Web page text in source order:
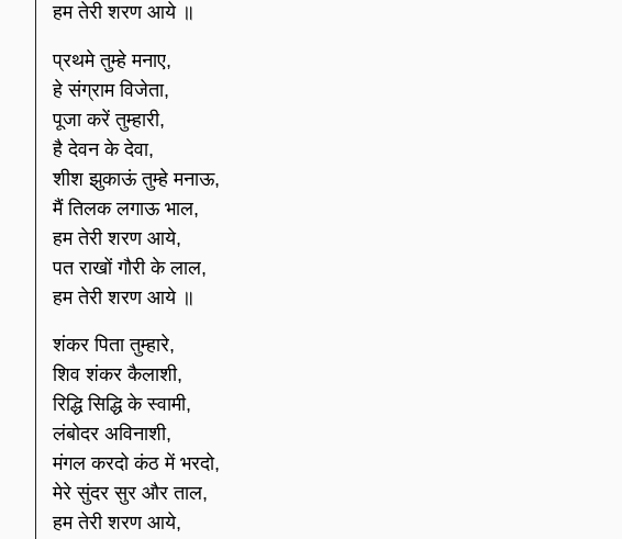
हम तेरी शरण आये ॥
प्रथमे तुम्हे मनाए,
हे संग्राम विजेता,
पूजा करें तुम्हारी,
है देवन के देवा,
शीश झुकाऊं तुम्हे मनाऊ,
मैं तिलक लगाऊ भाल,
हम तेरी शरण आये,
पत राखों गौरी के लाल,
हम तेरी शरण आये ॥
शंकर पिता तुम्हारे,
शिव शंकर कैलाशी,
रिद्धि सिद्धि के स्वामी,
लंबोदर अविनाशी,
मंगल करदो कंठ में भरदो,
मेरे सुंदर सुर और ताल,
हम तेरी शरण आये,